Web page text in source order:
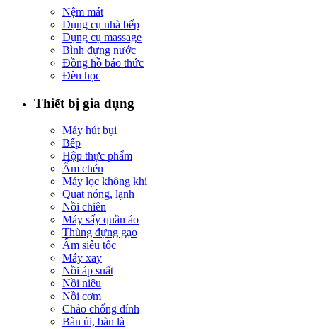
Nệm mát
Dụng cụ nhà bếp
Dụng cụ massage
Bình đựng nước
Đồng hồ báo thức
Đèn học
Thiết bị gia dụng
Máy hút bụi
Bếp
Hộp thực phẩm
Ấm chén
Máy lọc không khí
Quạt nóng, lạnh
Nồi chiên
Máy sấy quần áo
Thùng đựng gạo
Ấm siêu tốc
Máy xay
Nồi áp suất
Nồi niêu
Nồi cơm
Chảo chống dính
Bàn ủi, bàn là